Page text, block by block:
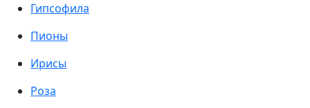
Гипсофила
Пионы
Ирисы
Роза